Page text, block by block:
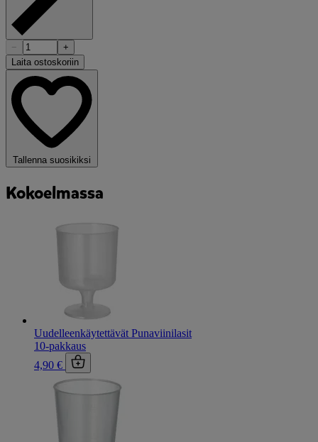
−
+
Laita ostoskoriin
Tallenna suosikiksi
Kokoelmassa
Uudelleenkäytettävät Punaviinilasit
10-pakkaus
4,90 €